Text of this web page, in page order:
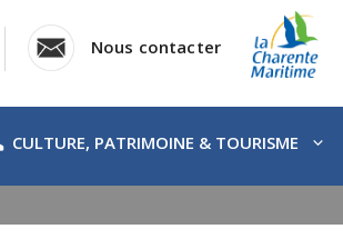
Nous contacter
CULTURE, PATRIMOINE & TOURISME